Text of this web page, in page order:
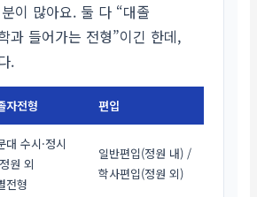
이 많아요. 둘 다 “대졸
과 들어가는 전형”이긴 한데,
.
자전형 편입
대 수시·정시
원 외
전형
일반편입(정원 내) /
학사편입(정원 외)